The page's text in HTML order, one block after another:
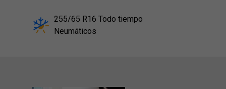
255/65 R16 Todo tiempo
Neumáticos